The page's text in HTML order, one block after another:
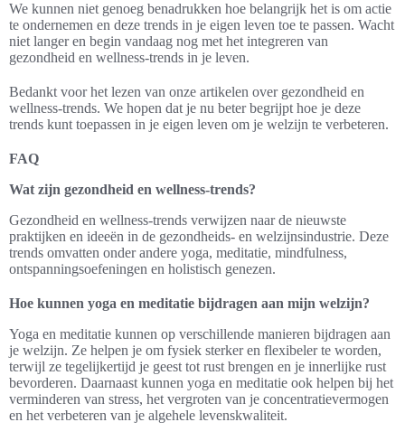
We kunnen niet genoeg benadrukken hoe belangrijk het is om actie
te ondernemen en deze trends in je eigen leven toe te passen. Wacht
niet langer en begin vandaag nog met het integreren van
gezondheid en wellness-trends in je leven.
Bedankt voor het lezen van onze artikelen over gezondheid en
wellness-trends. We hopen dat je nu beter begrijpt hoe je deze
trends kunt toepassen in je eigen leven om je welzijn te verbeteren.
FAQ
Wat zijn gezondheid en wellness-trends?
Gezondheid en wellness-trends verwijzen naar de nieuwste
praktijken en ideeën in de gezondheids- en welzijnsindustrie. Deze
trends omvatten onder andere yoga, meditatie, mindfulness,
ontspanningsoefeningen en holistisch genezen.
Hoe kunnen yoga en meditatie bijdragen aan mijn welzijn?
Yoga en meditatie kunnen op verschillende manieren bijdragen aan
je welzijn. Ze helpen je om fysiek sterker en flexibeler te worden,
terwijl ze tegelijkertijd je geest tot rust brengen en je innerlijke rust
bevorderen. Daarnaast kunnen yoga en meditatie ook helpen bij het
verminderen van stress, het vergroten van je concentratievermogen
en het verbeteren van je algehele levenskwaliteit.